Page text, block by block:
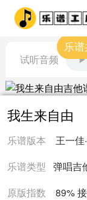
试听音频
乐
我生来自由
乐谱版本 王一佳·
乐谱类型
弹唱吉
原版指数
89%